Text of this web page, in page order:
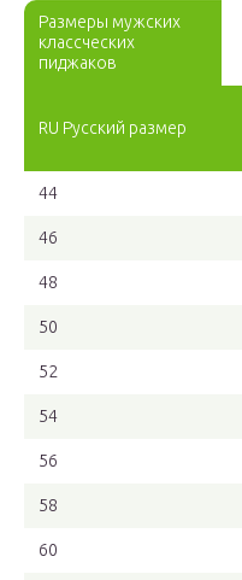
Размеры мужских
классческих
пиджаков
RU Русский размер
44
46
48
50
52
54
56
58
60